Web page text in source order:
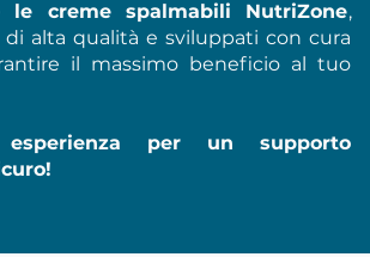
le creme spalmabili NutriZone,
alta qualità e sviluppati con cura
il massimo beneficio al tuo
per un supporto